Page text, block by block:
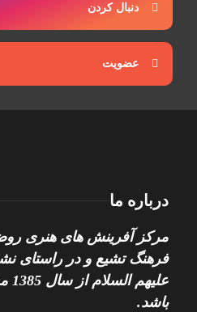
دنبال کردن
عضویت
درباره ما
مرکز آفرینش های هنری
فرهنگ تشیع و در راستای
باشد.